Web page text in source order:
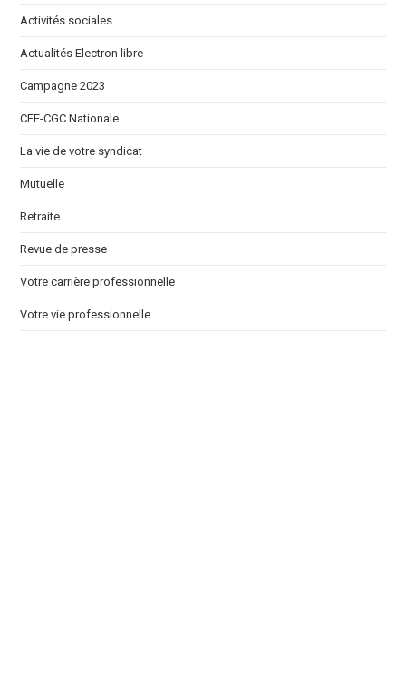
Activités sociales
Actualités Electron libre
Campagne 2023
CFE-CGC Nationale
La vie de votre syndicat
Mutuelle
Retraite
Revue de presse
Votre carrière professionnelle
Votre vie professionnelle